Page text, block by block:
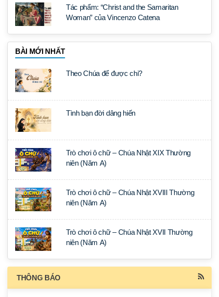
Tác phẩm: “Christ and the Samaritan
Woman” của Vincenzo Catena
BÀI MỚI NHẤT
Theo Chúa để được chi?
Tình bạn đời dâng hiến
Trò chơi ô chữ – Chúa Nhật XIX Thường
niên (Năm A)
Trò chơi ô chữ – Chúa Nhật XVIII Thường
niên (Năm A)
Trò chơi ô chữ – Chúa Nhật XVII Thường
niên (Năm A)
THÔNG BÁO